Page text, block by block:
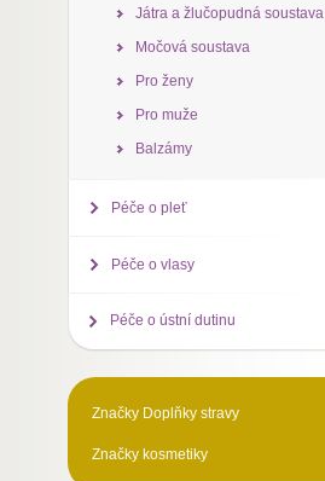
Játra a žlučopudná soustava
Močová soustava
Pro ženy
Pro muže
Balzámy
Péče o pleť
Péče o vlasy
Péče o ústní dutinu
Značky Doplňky stravy
Značky kosmetiky